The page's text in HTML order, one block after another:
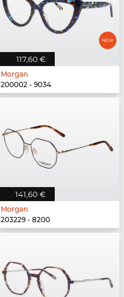
117,60 €
Morgan
200002 - 9034
141,60 €
Morgan
203229 - 8200